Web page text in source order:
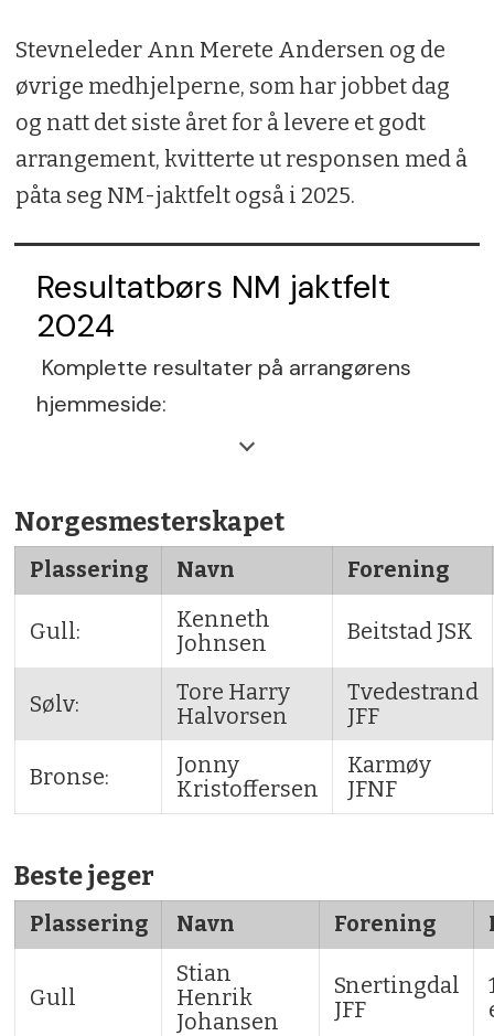
Stevneleder Ann Merete Andersen og de
øvrige medhjelperne, som har jobbet dag
og natt det siste året for å levere et godt
arrangement, kvitterte ut responsen med å
påta seg NM-jaktfelt også i 2025.
Resultatbørs NM jaktfelt
2024
Komplette resultater på arrangørens
hjemmeside:
https://www.nmjaktfelt2024.no/
Norgesmesterskapet
Plassering Navn Forening
Gull:
Kenneth
Johnsen
Beitstad JSK
Sølv:
Tore Harry
Halvorsen
Tvedestrand
JFF
Bronse:
Jonny
Kristoffersen
Karmøy
JFNF
Beste jeger
Plassering Navn Forening
Gull
Stian
Henrik
Johansen
Snertingdal
JFF